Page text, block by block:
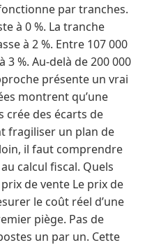
par tranches.
à 0 %. La tranche
à 2 %. Entre 107 000
3 %. Au-delà de 200 000
présente un vrai
montrent qu’une
crée des écarts de
fragiliser un plan de
il faut comprendre
calcul fiscal. Quels
de vente Le prix de
le coût réel d’une
piège. Pas de
un par un. Cette